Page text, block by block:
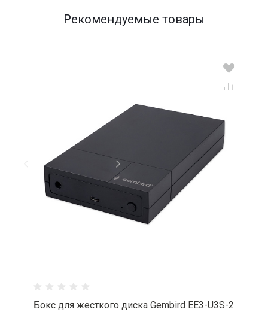
Рекомендуемые товары
Бокс для жесткого диска Gembird EE3-U3S-2